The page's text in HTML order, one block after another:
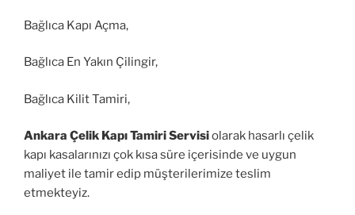
Bağlıca Kapı Açma,
Bağlıca En Yakın Çilingir,
Bağlıca Kilit Tamiri,
Ankara Çelik Kapı Tamiri Servisiolarak hasarlı çelik
kapı kasalarınızı çok kısa süre içerisinde ve uygun
maliyet ile tamir edip müşterilerimize teslim
etmekteyiz.